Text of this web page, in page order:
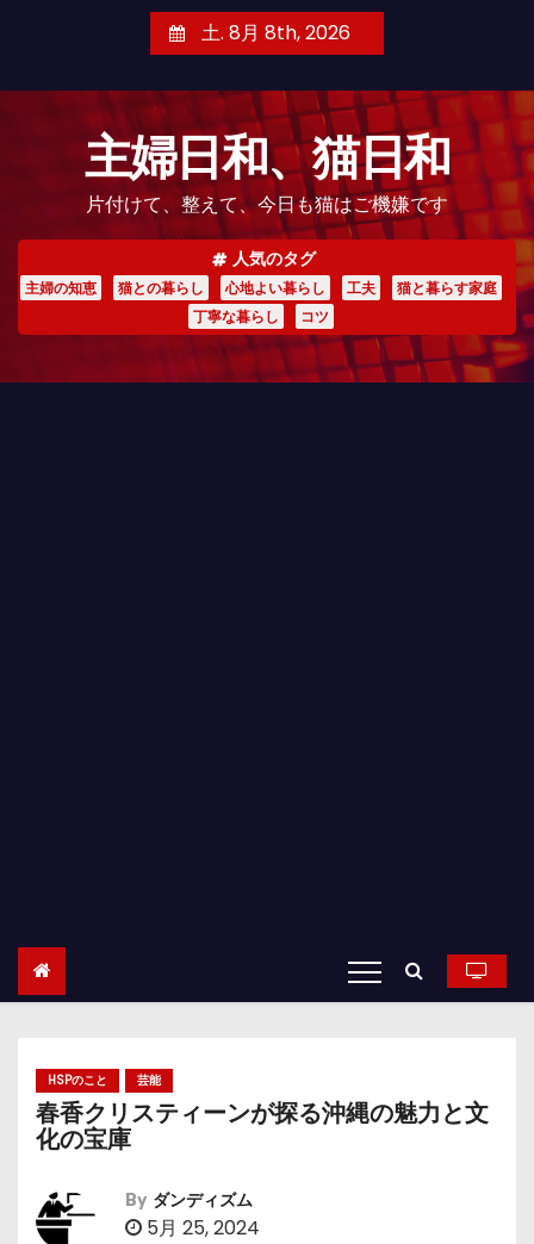
土. 8月 8th, 2026
主婦日和、猫日和
片付けて、整えて、今日も猫はご機嫌です
人気のタグ
主婦の知恵 猫との暮らし 心地よい暮らし 工夫
猫と暮らす家庭
丁寧な暮らし
コツ
HSPのこと 芸能
春香クリスティーンが探る沖縄の魅力と文
化の宝庫
By ダンディズム
5月 25, 2024